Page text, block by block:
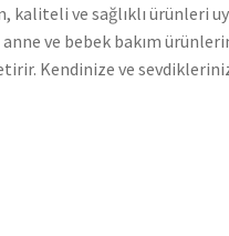
kaliteli ve sağlıklı ürünleri
ve bebek bakım
Kendinize ve